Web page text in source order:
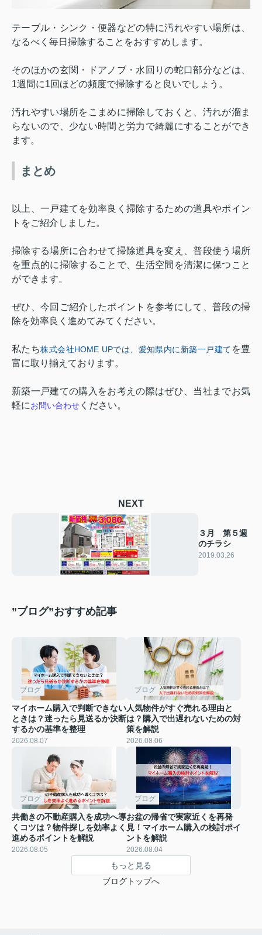
テーブル・シンク・便器などの特に汚れやすい場所は、
なるべく毎日掃除することをおすすめします。
そのほかの玄関・ドアノブ・水回りの蛇口部分などは、
1週間に1回ほどの頻度で掃除すると良いでしょう。
汚れやすい場所をこまめに掃除しておくと、汚れが溜ま
らないので、少ない時間と労力で綺麗にすることができ
ます。
まとめ
以上、 一戸建てを効率良く掃除するための道具やポイン
トをご紹介しま した。
掃除する場所に合わせて掃除道具を変え、普段使う場所
を重点的に掃除することで、生活空間を清潔に保つこと
ができます。
ぜひ、今回ご紹介したポイントを参考にして、普段の掃
除を効率良く進めてみてください。
私たち株式会社HOME UPでは、愛知県内に新築一戸建て を豊
富に取り揃えております。
新築一戸建ての購入をお考えの際はぜひ、当社までお気
軽にお問い合わせ ください。
NEXT
３月 第５週
のチラシ
2019.03.26
”ブログ”おすすめ記事
ブログ
マイホーム購入で判断できない
ときは？迷ったら見送るか決断
するかの基準を整理
2026.08.07
ブログ
人気物件がすぐ売れる理由と
は？購入で出遅れないための対
策を解説
2026.08.06
ブログ
共働きの不動産購入を成功へ導
くコツは？物件探しを効率よく
進めるポイントを解説
2026.08.05
ブログ
お盆の帰省で実家近くを再発
見！マイホーム購入の検討ポイ
ントを解説
2026.08.04
もっと見る
ブログトップへ